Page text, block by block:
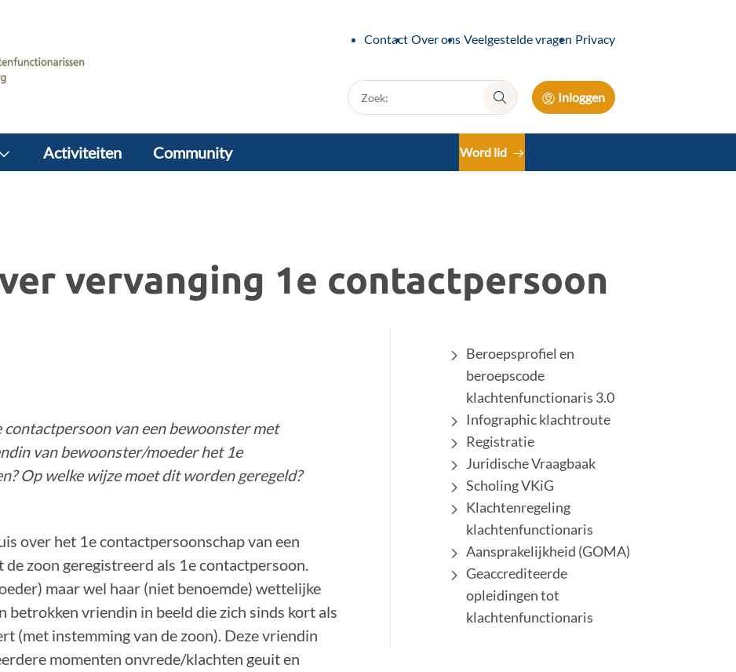
Contact Over ons Veelgestelde vragen Privacy
Zoek:
Zoek: Inloggen
Activiteiten Community Word lid
vervanging 1e contactpersoon
contactpersoon van een bewoonster met
van bewoonster/moeder het 1e
Op welke wijze moet dit worden geregeld?
over het 1e contactpersoonschap van een
de zoon geregistreerd als 1e contactpersoon.
maar wel haar (niet benoemde) wettelijke
betrokken vriendin in beeld die zich sinds kort als
(met instemming van de zoon). Deze vriendin
momenten onvrede/klachten geuit en
Beroepsprofiel en
beroepscode
klachtenfunctionaris 3.0
Infographic klachtroute
Registratie
Juridische Vraagbaak
Scholing VKiG
Klachtenregeling
klachtenfunctionaris
Aansprakelijkheid (GOMA)
Geaccrediteerde
opleidingen tot
klachtenfunctionaris